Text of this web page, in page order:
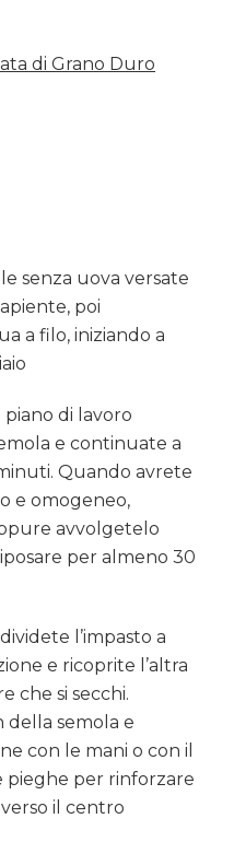
di Grano Duro
senza uova versate
poi
a filo, iniziando a
di lavoro
e continuate a
Quando avrete
e omogeneo,
avvolgetelo
per almeno 30
l’impasto a
e ricoprite l’altra
che si secchi.
della semola e
con le mani o con il
pieghe per rinforzare
verso il centro